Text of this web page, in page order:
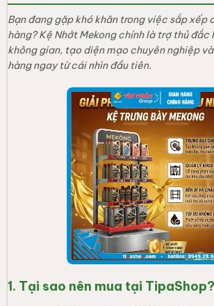
Bạn đang gặp khó khăn trong việc sắp xếp
hàng? Kệ Nhớt Mekong chính là trợ thủ đắc
không gian, tạo diện mạo chuyên nghiệp
hàng ngay từ cái nhìn đầu tiên.
1. Tại sao nên mua tại TipaShop?